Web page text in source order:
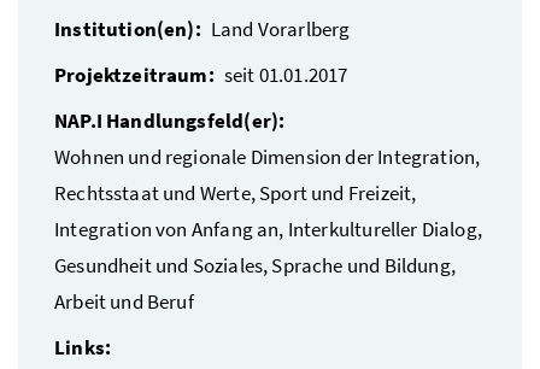
Institution(en): Land Vorarlberg
Projektzeitraum: seit 01.01.2017
NAP.I Handlungsfeld(er):
Wohnen und regionale Dimension der Integration,
Rechtsstaat und Werte, Sport und Freizeit,
Integration von Anfang an, Interkultureller Dialog,
Gesundheit und Soziales, Sprache und Bildung,
Arbeit und Beruf
Links: